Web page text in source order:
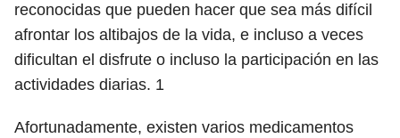
reconocidas que pueden hacer que sea más difícil
afrontar los altibajos de la vida, e incluso a veces
dificultan el disfrute o incluso la participación en las
actividades diarias. 1
Afortunadamente, existen varios medicamentos